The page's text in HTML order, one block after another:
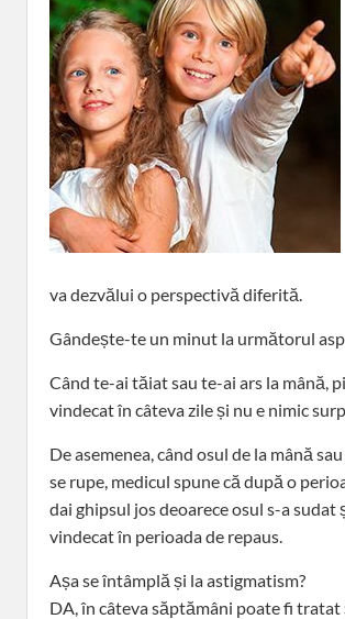
va dezvălui o perspectivă diferită.
Gândește-te un minut la următorul
Când te-ai tăiat sau te-ai ars la mână,
vindecat în câteva zile și nu e nimic
De asemenea, când osul de la mână
se rupe, medicul spune că după o
dai ghipsul jos deoarece osul s-a sudat
vindecat în perioada de repaus.
Așa se întâmplă și la astigmatism?
DA, în câteva săptămâni poate fi tratat